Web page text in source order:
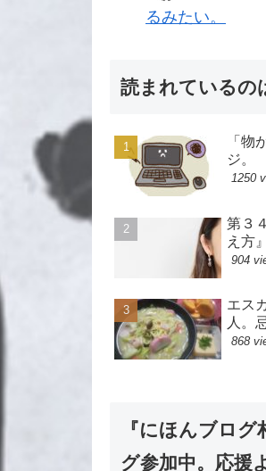
るみたい。
読まれているの
「物
ジ。
1250
第３
え方』
904
エス
人。
868
『にほんブロ
グ参加中。応援